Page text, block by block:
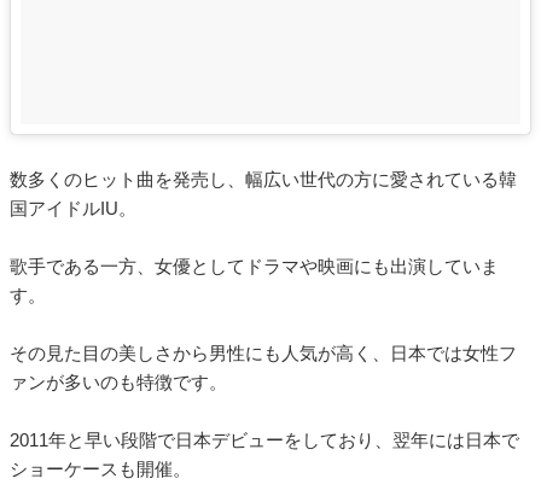
数多くのヒット曲を発売し、幅広い世代の方に愛されている韓
国アイドルIU。
歌手である一方、女優としてドラマや映画にも出演していま
す。
その見た目の美しさから男性にも人気が高く、日本では女性フ
ァンが多いのも特徴です。
2011年と早い段階で日本デビューをしており、翌年には日本で
ショーケースも開催。